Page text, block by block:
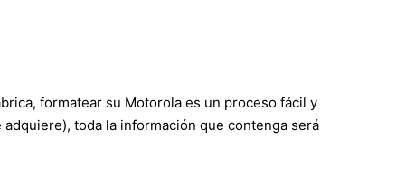
formatear su Motorola es un proceso fácil y
toda la información que contenga será